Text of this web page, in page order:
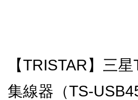
【TRISTAR】三
集線器（TS-